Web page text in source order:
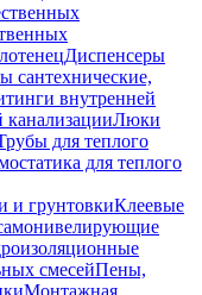
Диспенсеры
сантехнические,
внутренней
Люки
для теплого
для теплого
и грунтовкиКлеевые
смесейПены,
Монтажная